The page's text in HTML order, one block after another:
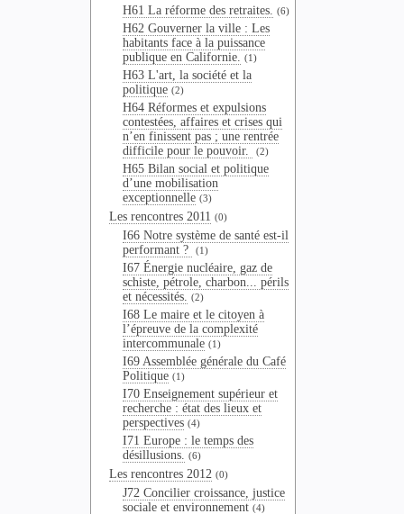
H61 La réforme des retraites. (6)
H62 Gouverner la ville : Les
habitants face à la puissance
publique en Californie. (1)
H63 L'art, la société et la
politique (2)
H64 Réformes et expulsions
contestées, affaires et crises qui
n’en finissent pas ; une rentrée
difficile pour le pouvoir.
(2)
H65 Bilan social et politique
d’une mobilisation
exceptionnelle (3)
Les rencontres 2011 (0)
I66 Notre système de santé est-il
performant ?
(1)
I67 Énergie nucléaire, gaz de
schiste, pétrole, charbon... périls
et nécessités. (2)
I68 Le maire et le citoyen à
l’épreuve de la complexité
intercommunale (1)
I69 Assemblée générale du Café
Politique (1)
I70 Enseignement supérieur et
recherche : état des lieux et
perspectives (4)
I71 Europe : le temps des
désillusions. (6)
Les rencontres 2012 (0)
J72 Concilier croissance, justice
sociale et environnement (4)